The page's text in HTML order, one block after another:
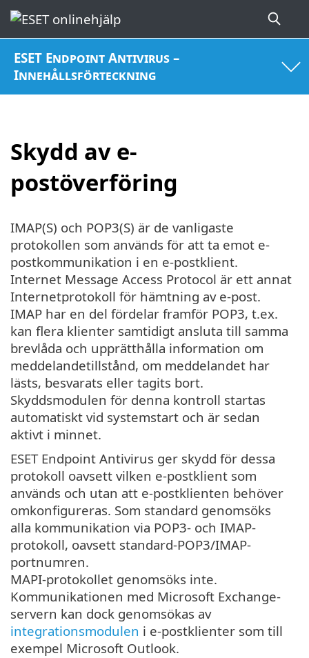
ESET Endpoint Antivirus –
Innehållsförteckning
Skydd av e-
postöverföring
IMAP(S) och POP3(S) är de vanligaste
protokollen som används för att ta emot e-
postkommunikation i en e-postklient.
Internet Message Access Protocol är ett annat
Internetprotokoll för hämtning av e-post.
IMAP har en del fördelar framför POP3, t.ex.
kan flera klienter samtidigt ansluta till samma
brevlåda och upprätthålla information om
meddelandetillstånd, om meddelandet har
lästs, besvarats eller tagits bort.
Skyddsmodulen för denna kontroll startas
automatiskt vid systemstart och är sedan
aktivt i minnet.
ESET Endpoint Antivirus ger skydd för dessa
protokoll oavsett vilken e-postklient som
används och utan att e-postklienten behöver
omkonfigureras. Som standard genomsöks
alla kommunikation via POP3- och IMAP-
protokoll, oavsett standard-POP3/IMAP-
portnumren.
MAPI-protokollet genomsöks inte.
Kommunikationen med Microsoft Exchange-
servern kan dock genomsökas av
integrationsmodulen i e-postklienter som till
exempel Microsoft Outlook.